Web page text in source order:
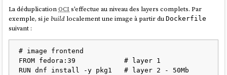
La déduplicationOCI s'effectue au niveau des layers complets. Par
exemple, si je buildlocalement une image à partir duDockerfile
suivant :
# image frontend
FROM fedora:39            # layer 1
RUN dnf install -y pkg1   # layer 2 - 50Mb